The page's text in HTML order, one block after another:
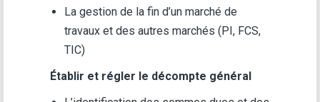
La gestion de la fin d’un marché de
travaux et des autres marchés (PI, FCS,
TIC)
Établir et régler le décompte général